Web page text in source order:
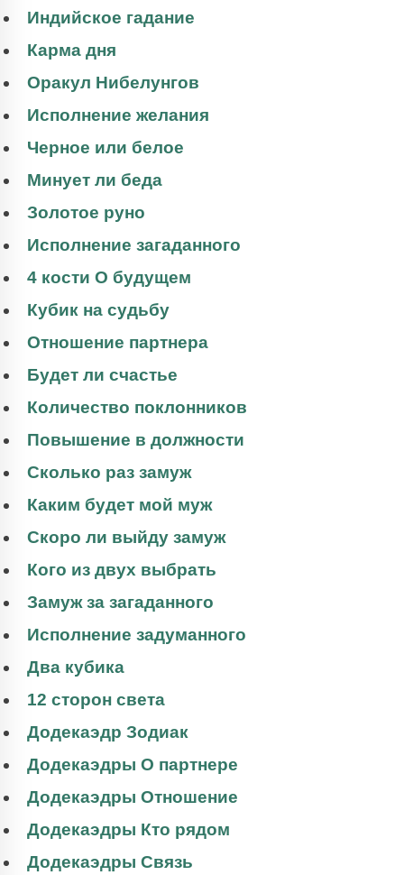
Индийское гадание
Карма дня
Оракул Нибелунгов
Исполнение желания
Черное или белое
Минует ли беда
Золотое руно
Исполнение загаданного
4 кости О будущем
Кубик на судьбу
Отношение партнера
Будет ли счастье
Количество поклонников
Повышение в должности
Сколько раз замуж
Каким будет мой муж
Скоро ли выйду замуж
Кого из двух выбрать
Замуж за загаданного
Исполнение задуманного
Два кубика
12 сторон света
Додекаэдр Зодиак
Додекаэдры О партнере
Додекаэдры Отношение
Додекаэдры Кто рядом
Додекаэдры Связь